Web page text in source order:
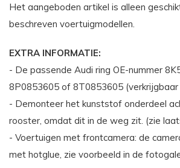
Het aangeboden artikel is alleen
beschreven voertuigmodellen.
EXTRA INFORMATIE:
- De passende Audi ring OE-nummer
8P0853605 of 8T0853605 (verkrijgbaar
- Demonteer het kunststof onderdeel
rooster, omdat dit in de weg zit. (zie
- Voertuigen met frontcamera: de
met hotglue, zie voorbeeld in de